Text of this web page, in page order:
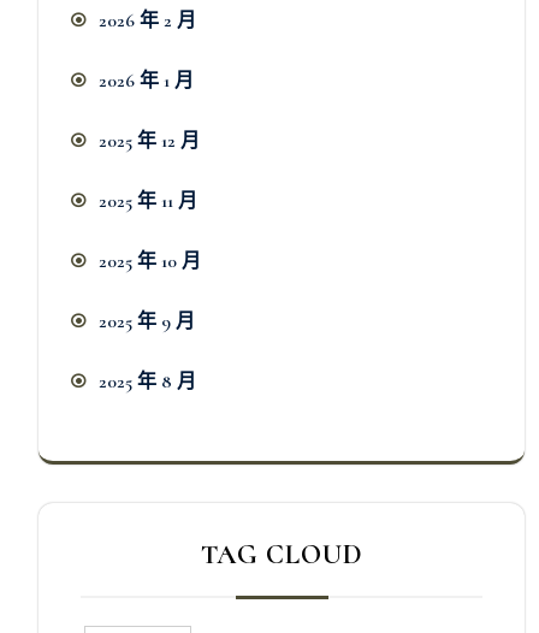
2026 年 2 月
2026 年 1 月
2025 年 12 月
2025 年 11 月
2025 年 10 月
2025 年 9 月
2025 年 8 月
TAG CLOUD